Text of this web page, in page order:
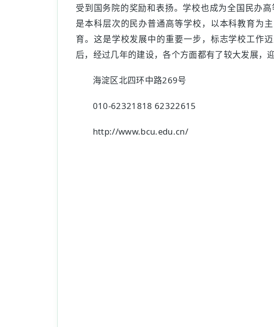
受到国务院的奖励和表扬。学校也成为全国民办
是本科层次的民办普通高等学校，以本科教育为
育。这是学校发展中的重要一步，标志学校工作
后，经过几年的建设，各个方面都有了较大发展，
海淀区北四环中路269号
010-62321818 62322615
http://www.bcu.edu.cn/